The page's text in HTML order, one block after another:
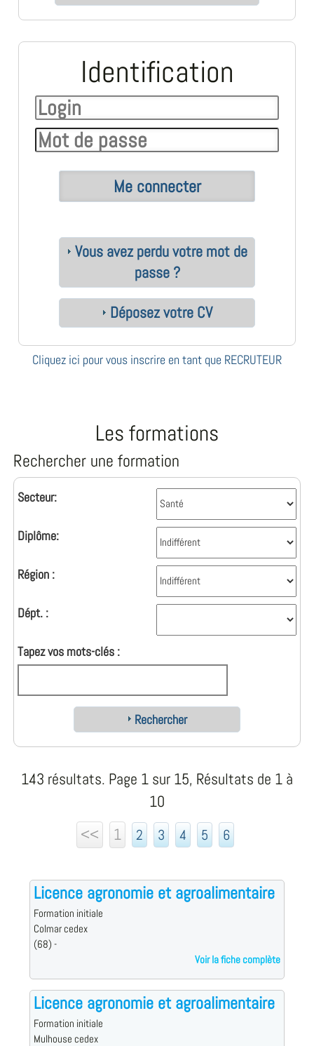
Identification
Vous avez perdu votre mot de
passe ?
Déposez votre CV
Cliquez ici pour vous inscrire en tant que RECRUTEUR
Les formations
Rechercher une formation
Secteur:
Diplôme:
Région :
Dépt. :
Tapez vos mots-clés :
Rechercher
143 résultats. Page 1 sur 15, Résultats de 1 à
10
<<
1 2 3 4 5 6
Licence agronomie et agroalimentaire
Formation initiale
Colmar cedex
(68) -
Voir la fiche complète
Licence agronomie et agroalimentaire
Formation initiale
Mulhouse cedex